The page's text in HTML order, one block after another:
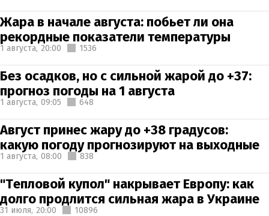
Жара в начале августа: побьет ли она
рекордные показатели температуры
1 августа, 20:00 1536
Без осадков, но с сильной жарой до +37:
прогноз погоды на 1 августа
1 августа, 09:05 648
Август принес жару до +38 градусов:
какую погоду прогнозируют на выходные
1 августа, 08:00 838
"Тепловой купол" накрывает Европу: как
долго продлится сильная жара в Украине
31 июля, 20:00 10896